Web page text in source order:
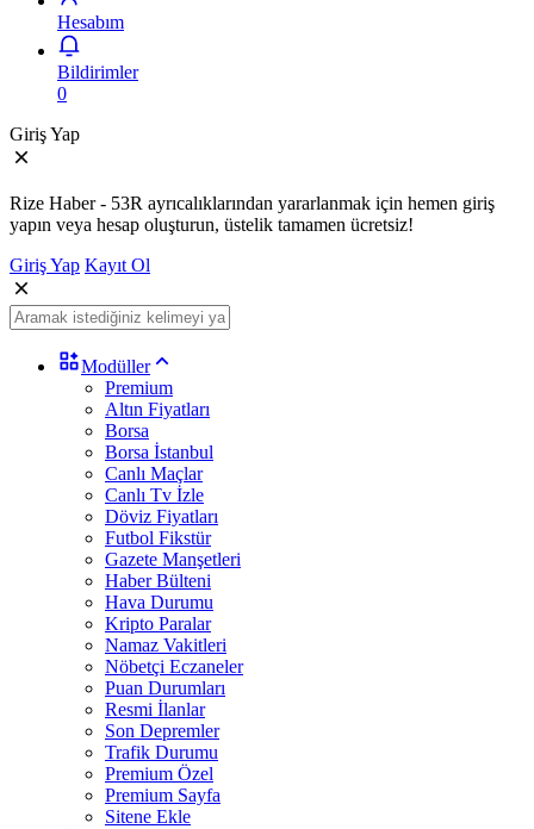
Hesabım
Bildirimler
0
Giriş Yap
Rize Haber - 53R ayrıcalıklarından yararlanmak için hemen giriş
yapın veya hesap oluşturun, üstelik tamamen ücretsiz!
Giriş Yap Kayıt Ol
Modüller
Premium
Altın Fiyatları
Borsa
Borsa İstanbul
Canlı Maçlar
Canlı Tv İzle
Döviz Fiyatları
Futbol Fikstür
Gazete Manşetleri
Haber Bülteni
Hava Durumu
Kripto Paralar
Namaz Vakitleri
Nöbetçi Eczaneler
Puan Durumları
Resmi İlanlar
Son Depremler
Trafik Durumu
Premium Özel
Premium Sayfa
Sitene Ekle